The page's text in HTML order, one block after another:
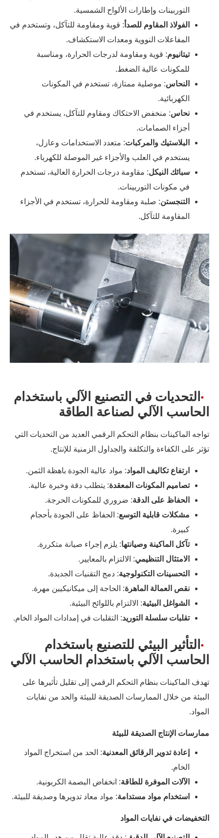
التوربينات وإطارات الألواح الشمسية.
الفولاذ المقاوم للصدأ: قوية ومقاومة للتآكل، وتستخدم في
المفاعلات النووية ومعدات الاستكشاف.
تيتانيوم: قوية ومقاومة لدرجات الحرارة، ومناسبة
للمكونات عالية الضغط.
النحاس: موصلية ممتازة، تستخدم في المكونات
الكهربائية.
نحاس: منخفض الاحتكاك ومقاوم للتآكل، يستخدم في
أجزاء الصمامات.
البلاستيك والمركبات: متعدد الاستخدامات وعازل،
يستخدم في العلب والأجزاء غير الموصلة للكهرباء.
سبائك النيكل: مقاومة درجات الحرارة العالية، تستخدم
في مكونات التوربينات.
التنجستن: صلبة ومقاومة للحرارة، تستخدم في الأجزاء
المقاومة للتآكل.
التحديات في التصنيع الآلي باستخدام
الحاسب الآلي لصناعة الطاقة
تواجه الماكينات بنظام التحكم الرقمي العديد من التحديات التي
تؤثر على الكفاءة والتكلفة والجداول الزمنية للإنتاج.
ارتفاع تكاليف المواد: مواد عالية الجودة باهظة الثمن.
تصاميم المكونات المعقدة: يتطلب دقة وخبرة عالية.
الحفاظ على الدقة: ضروري للمكونات الحرجة.
مشكلات قابلية التوسع: الحفاظ على الجودة بأحجام
كبيرة.
تآكل الماكينة وصيانتها: يلزم إجراء صيانة متكررة.
الامتثال التنظيمي: الالتزام بالمعايير.
التحسينات التكنولوجية: دمج التقنيات الجديدة.
نقص العمالة الماهرة: الحاجة إلى ميكانيكيين مهرة.
الشواغل البيئية: الالتزام باللوائح البيئية.
تقلبات سلسلة التوريد : التقلبات في إمدادات المواد الخام.
التأثير البيئي للتصنيع باستخدام
الحاسب الآلي باستخدام الحاسب الآلي
تهدف الماكينات بنظام التحكم الرقمي إلى تقليل تأثيرها على
البيئة من خلال الممارسات الصديقة للبيئة والحد من نفايات
المواد.
ممارسات الإنتاج الصديقة للبيئة
إعادة تدوير الرقائق المعدنية: الحد من استخراج المواد
الخام.
الآلات الموفرة للطاقة: انخفاض البصمة الكربونية.
استخدام مواد مستدامة: مواد معاد تدويرها وصديقة للبيئة.
التخفيضات في نفايات المواد